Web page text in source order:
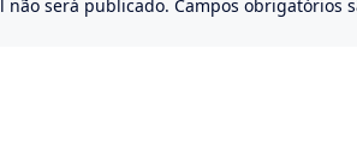
não será publicado. Campos obrigatórios